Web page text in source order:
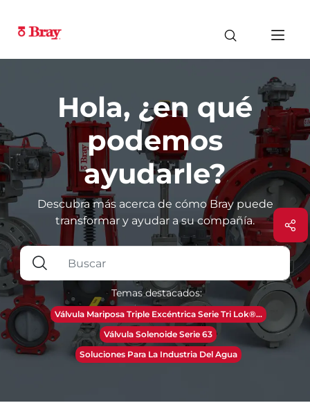
Hola, ¿en qué
podemos
ayudarle?
Descubra más acerca de cómo Bray puede
transformar y ayudar a su compañía.
Temas destacados:
Válvula Mariposa Triple Excéntrica Serie Tri Lok®​​​​​​​...
Válvula Solenoide Serie 63
Soluciones Para La Industria Del Agua